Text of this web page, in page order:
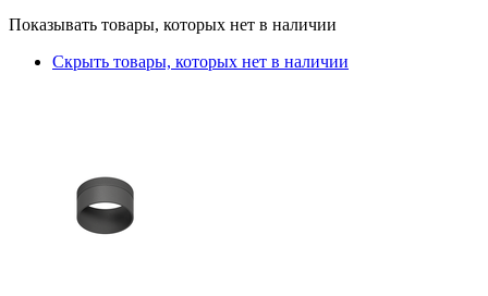
Показывать товары, которых нет в наличии
Скрыть товары, которых нет в наличии